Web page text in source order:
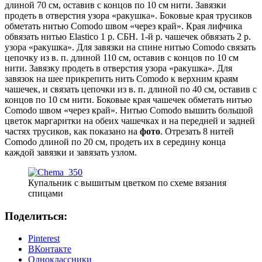
длиной 70 см, оставив с концов по 10 см нити. Завязки
продеть в отверстия узора «ракушка». Боковые края трусиков
обметать нитью Comodo швом «через край». Края лифчика
обвязать нитью Elastico 1 р. СБН. 1-й р. чашечек обвязать 2 р.
узора «ракушка». Для завязки на спине нитью Comodo связать
цепочку из в. п. длиной 110 см, оставив с концов по 10 см
нити. Завязку продеть в отверстия узора «ракушка». Для
завязок на шее прикрепить нить Comodo к верхним краям
чашечек, и связать цепочки из в. п. длиной по 40 см, оставив с
концов по 10 см нити. Боковые края чашечек обметать нитью
Comodo швом «через край». Нитью Comodo вышить большой
цветок маргаритки на обеих чашечках и на передней и задней
частях трусиков, как показано на фото. Отрезать 8 нитей
Comodo длиной по 20 см, продеть их в середину конца
каждой завязки и завязать узлом.
Купальник с вышитым цветком по схеме вязания
спицами
Поделиться:
Pinterest
ВКонтакте
Одноклассники